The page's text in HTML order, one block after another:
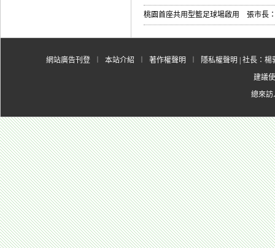
桃園首座共用型籃足球場啟用 張市長
網站廣告刊登 本站介紹 著作權聲明 隱私權聲明 | 社長：
建議
總來訪